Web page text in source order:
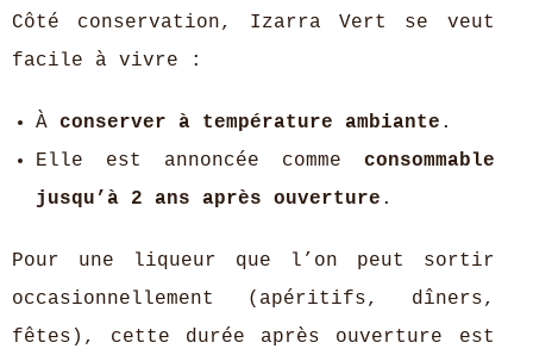
Côté conservation, Izarra Vert se veut
facile à vivre :
À conserver à température ambiante .
Elle est annoncée comme consommable
jusqu’à 2 ans après ouverture .
Pour une liqueur que l’on peut sortir
occasionnellement (apéritifs, dîners,
fêtes), cette durée après ouverture est